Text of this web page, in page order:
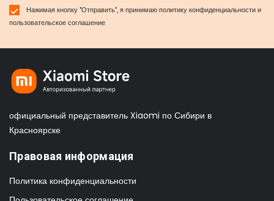
Нажимая кнопку "Отправить", я принимаюполитику конфиденциальностии
пользовательское соглашение
официальный представитель Xiaomi по Сибири в
Красноярске
Правовая информация
Политика конфиденциальности